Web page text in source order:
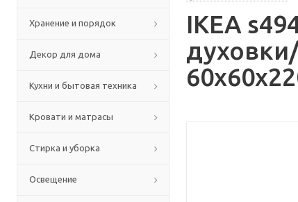
Хранение и порядок
Декор для дома
Кухни и бытовая техника
Кровати и матрасы
Стирка и уборка
Освещение
IKEA